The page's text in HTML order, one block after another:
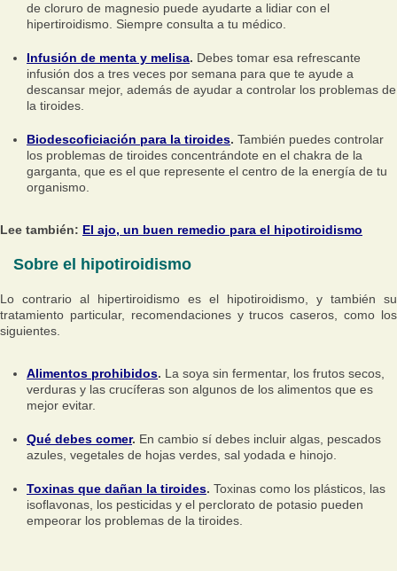
de cloruro de magnesio puede ayudarte a lidiar con el
hipertiroidismo. Siempre consulta a tu médico.
Infusión de menta y melisa. Debes tomar esa refrescante
infusión dos a tres veces por semana para que te ayude a
descansar mejor, además de ayudar a controlar los problemas de
la tiroides.
Biodescoficiación para la tiroides. También puedes controlar
los problemas de tiroides concentrándote en el chakra de la
garganta, que es el que represente el centro de la energía de tu
organismo.
Lee también: El ajo, un buen remedio para el hipotiroidismo
Sobre el hipotiroidismo
Lo contrario al hipertiroidismo es el hipotiroidismo, y también su
tratamiento particular, recomendaciones y trucos caseros, como los
siguientes.
Alimentos prohibidos. La soya sin fermentar, los frutos secos,
verduras y las crucíferas son algunos de los alimentos que es
mejor evitar.
Qué debes comer. En cambio sí debes incluir algas, pescados
azules, vegetales de hojas verdes, sal yodada e hinojo.
Toxinas que dañan la tiroides. Toxinas como los plásticos, las
isoflavonas, los pesticidas y el perclorato de potasio pueden
empeorar los problemas de la tiroides.